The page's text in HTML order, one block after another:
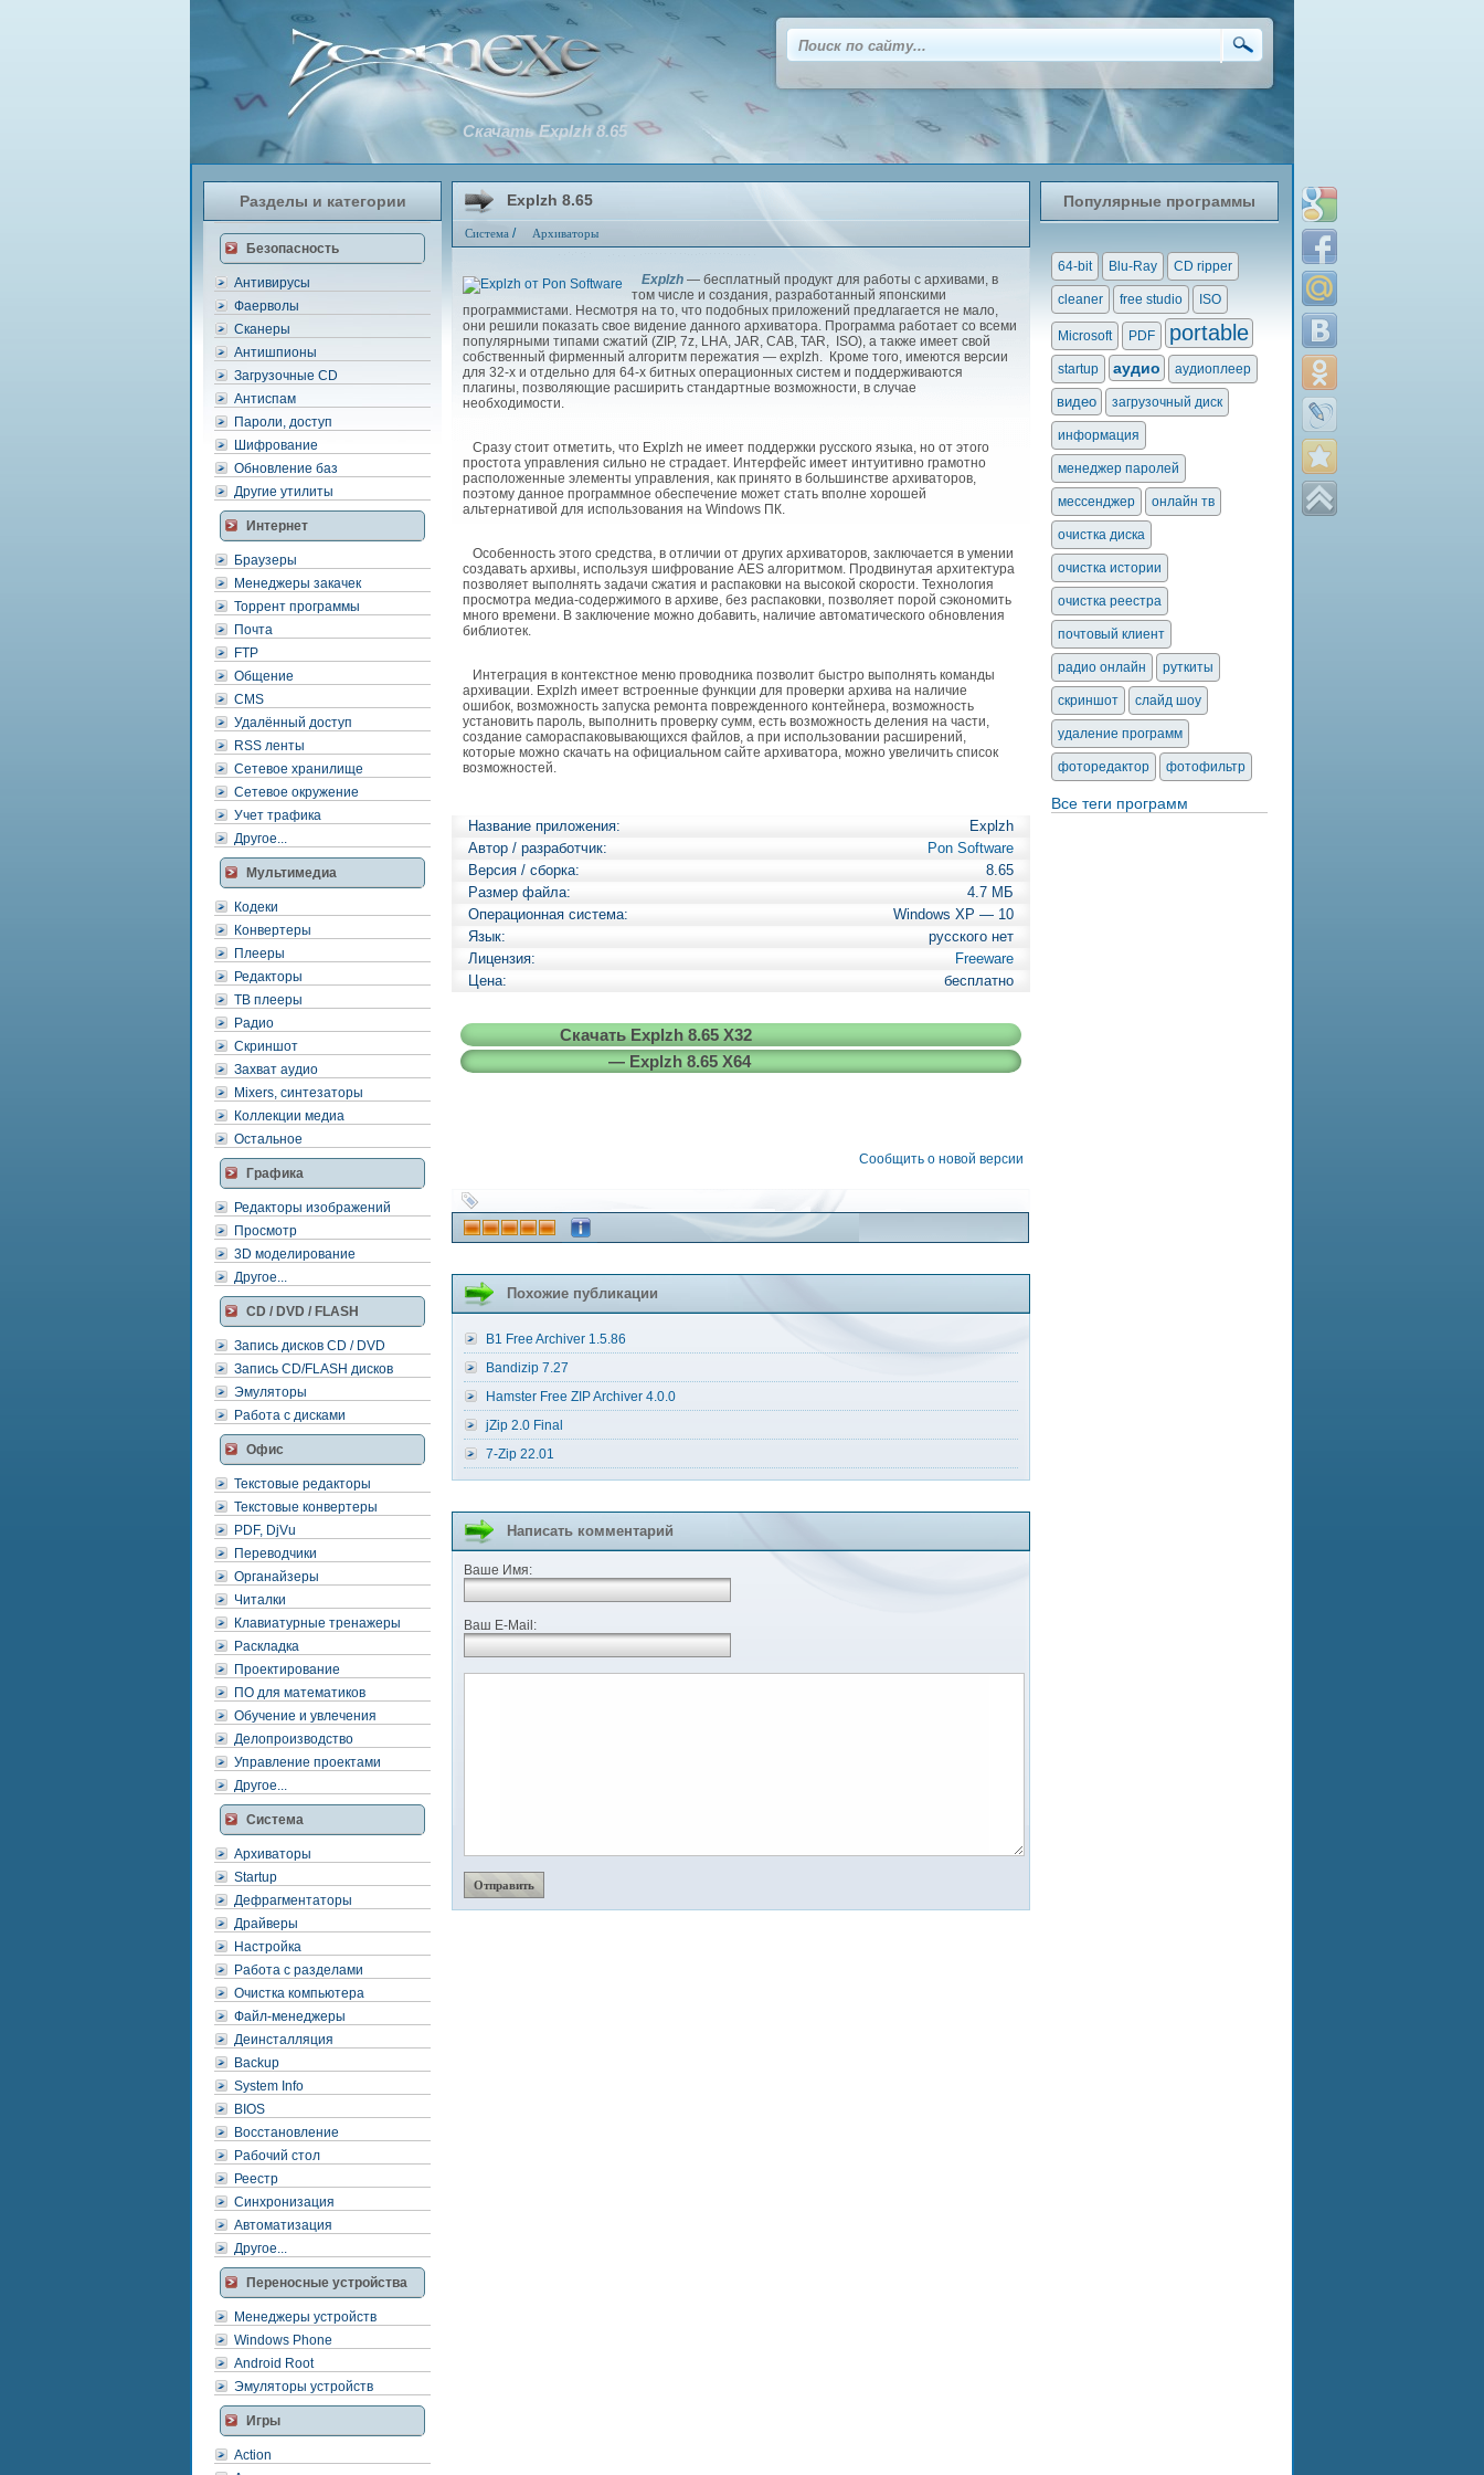
Разделы и категории
Безопасность
Антивирусы
Фаерволы
Сканеры
Антишпионы
Загрузочные CD
Антиспам
Пароли, доступ
Шифрование
Обновление баз
Другие утилиты
Интернет
Браузеры
Менеджеры закачек
Торрент программы
Почта
FTP
Общение
CMS
Удалённый доступ
RSS ленты
Сетевое хранилище
Сетевое окружение
Учет трафика
Другое...
Мультимедиа
Кодеки
Конвертеры
Плееры
Редакторы
ТВ плееры
Радио
Скриншот
Захват аудио
Mixers, синтезаторы
Коллекции медиа
Остальное
Графика
Редакторы изображений
Просмотр
3D моделирование
Другое...
CD / DVD / FLASH
Запись дисков CD / DVD
Запись CD/FLASH дисков
Эмуляторы
Работа с дисками
Офис
Текстовые редакторы
Текстовые конвертеры
PDF, DjVu
Переводчики
Органайзеры
Читалки
Клавиатурные тренажеры
Раскладка
Проектирование
ПО для математиков
Обучение и увлечения
Делопроизводство
Управление проектами
Другое...
Система
Архиваторы
Startup
Дефрагментаторы
Драйверы
Настройка
Работа с разделами
Очистка компьютера
Файл-менеджеры
Деинсталляция
Backup
System Info
BIOS
Восстановление
Рабочий стол
Реестр
Синхронизация
Автоматизация
Другое...
Переносные устройства
Менеджеры устройств
Windows Phone
Android Root
Эмуляторы устройств
Игры
Action
Explzh 8.65
Система / Архиваторы
Скачать Explzh 8.65
Explzh — бесплатный продукт для работы с архивами, в
том числе и создания, разработанный японскими
программистами. Несмотря на то, что подобных приложений предлагается не мало,
они решили показать свое видение данного архиватора. Программа работает со всеми
популярными типами сжатий (ZIP, 7z, LHA, JAR, CAB, TAR, ISO), а также имеет свой
собственный фирменный алгоритм пережатия — еxplzh. Кроме того, имеются версии
для 32-х и отдельно для 64-х битных операционных систем и поддерживаются
плагины, позволяющие расширить стандартные возможности, в случае
необходимости.
Сразу стоит отметить, что Explzh не имеет поддержки русского языка, но от этого
простота управления сильно не страдает. Интерфейс имеет интуитивно грамотно
расположенные элементы управления, как принято в большинстве архиваторов,
поэтому данное программное обеспечение может стать вполне хорошей
альтернативой для использования на Windows ПК.
Особенность этого средства, в отличии от других архиваторов, заключается в умении
создавать архивы, используя шифрование AES алгоритмом. Продвинутая архитектура
позволяет выполнять задачи сжатия и распаковки на высокой скорости. Технология
просмотра медиа-содержимого в архиве, без распаковки, позволяет порой сэкономить
много времени. В заключение можно добавить, наличие автоматического обновления
библиотек.
Интеграция в контекстное меню проводника позволит быстро выполнять команды
архивации. Explzh имеет встроенные функции для проверки архива на наличие
ошибок, возможность запуска ремонта поврежденного контейнера, возможность
установить пароль, выполнить проверку сумм, есть возможность деления на части,
создание самораспаковывающихся файлов, а при использовании расширений,
которые можно скачать на официальном сайте архиватора, можно увеличить список
возможностей.
Название приложения:
Explzh
Автор / разработчик:
Pon Software
Версия / сборка:
8.65
Размер файла:
4.7 МБ
Операционная система:
Windows XP — 10
Язык:
русского нет
Лицензия:
Freeware
Цена:
бесплатно
Скачать Explzh 8.65 X32
— Explzh 8.65 X64
Сообщить о новой версии
Похожие публикации
B1 Free Archiver 1.5.86
Bandizip 7.27
Hamster Free ZIP Archiver 4.0.0
jZip 2.0 Final
7-Zip 22.01
Написать комментарий
Ваше Имя:
Ваш E-Mail:
Популярные программы
64-bit Blu-Ray CD ripper
cleaner free studio ISO
Microsoft PDF portable
startup аудио аудиоплеер
видео загрузочный диск
информация
менеджер паролей
мессенджер онлайн тв
очистка диска
очистка истории
очистка реестра
почтовый клиент
радио онлайн руткиты
скриншот слайд шоу
удаление программ
фоторедактор фотофильтр
Все теги программ